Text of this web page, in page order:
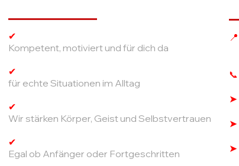
✔
Kompetent, motiviert und für dich da
✔
für echte Situationen im Alltag
✔
Wir stärken Körper, Geist und Selbstvertrauen
✔
Egal ob Anfänger oder Fortgeschritten
📍
📞
➤
➤
➤